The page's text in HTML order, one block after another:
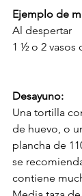
Ejemplo de
Al despertar
1 ½ o 2 vasos
Desayuno:
Una tortilla
de huevo, o
plancha de
se
contiene